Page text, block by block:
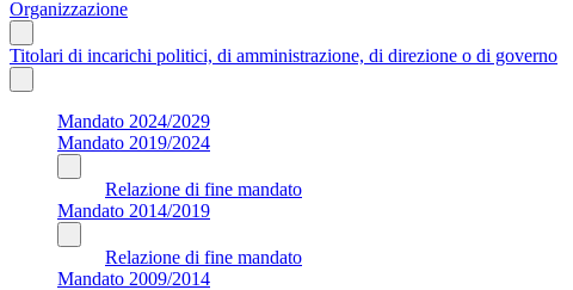
Organizzazione
Titolari di incarichi politici, di amministrazione, di direzione o di governo
Mandato 2024/2029
Mandato 2019/2024
Relazione di fine mandato
Mandato 2014/2019
Relazione di fine mandato
Mandato 2009/2014